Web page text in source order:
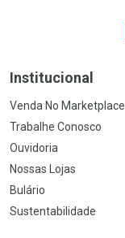
Institucional
Venda No Marketplace
Trabalhe Conosco
Ouvidoria
Nossas Lojas
Bulário
Sustentabilidade